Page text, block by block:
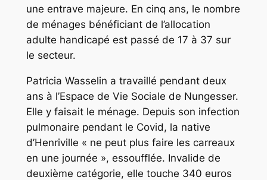
une entrave majeure. En cinq ans, le nombre
de ménages bénéficiant de l’allocation
adulte handicapé est passé de 17 à 37 sur
le secteur.
Patricia Wasselin a travaillé pendant deux
ans à l’Espace de Vie Sociale de Nungesser.
Elle y faisait le ménage. Depuis son infection
pulmonaire pendant le Covid, la native
d’Henriville « ne peut plus faire les carreaux
en une journée », essoufflée. Invalide de
deuxième catégorie, elle touche 340 euros